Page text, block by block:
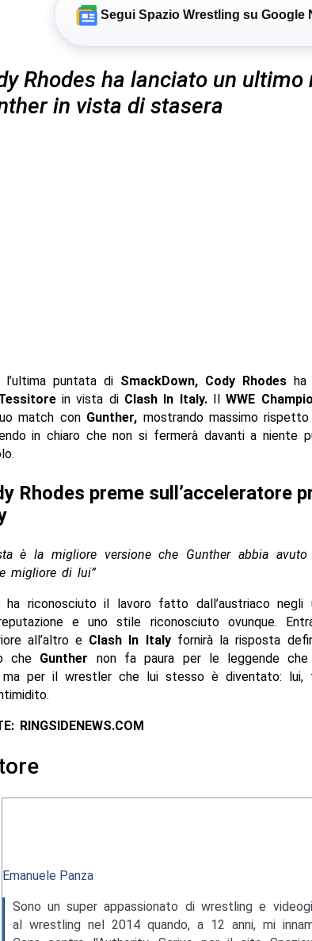
Segui Spazio Wrestling su Google
Rhodes ha lanciato un ultimo
in vista di stasera
l’ultima puntata di SmackDown, Cody Rhodesha
in vista di Clash In Italy.IlWWE
match con Gunther, mostrando massimo
in chiaro che non si fermerà davanti a niente
Rhodes preme sull’acceleratore
è la migliore versione che Gunther abbia
migliore di lui”
ha riconosciuto il lavoro fatto dall’austriaco negli
e uno stile riconosciuto ovunque.
all’altro e Clash In Italyfornirà la risposta
che Gunther non fa paura per le leggende che
ma per il wrestler che lui stesso è diventato: lui,
RINGSIDENEWS.COM
Emanuele Panza
Sono un super appassionato di wrestling e
al wrestling nel 2014 quando, a 12 anni, mi